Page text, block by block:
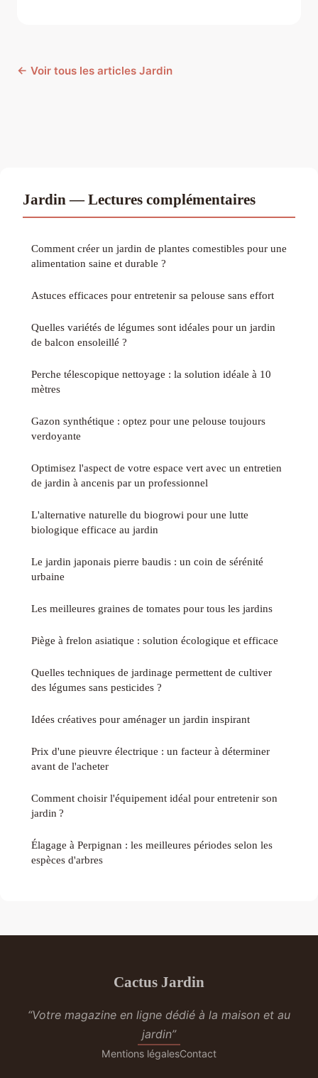
← Voir tous les articles Jardin
Jardin — Lectures complémentaires
Comment créer un jardin de plantes comestibles pour une
alimentation saine et durable ?
Astuces efficaces pour entretenir sa pelouse sans effort
Quelles variétés de légumes sont idéales pour un jardin
de balcon ensoleillé ?
Perche télescopique nettoyage : la solution idéale à 10
mètres
Gazon synthétique : optez pour une pelouse toujours
verdoyante
Optimisez l'aspect de votre espace vert avec un entretien
de jardin à ancenis par un professionnel
L'alternative naturelle du biogrowi pour une lutte
biologique efficace au jardin
Le jardin japonais pierre baudis : un coin de sérénité
urbaine
Les meilleures graines de tomates pour tous les jardins
Piège à frelon asiatique : solution écologique et efficace
Quelles techniques de jardinage permettent de cultiver
des légumes sans pesticides ?
Idées créatives pour aménager un jardin inspirant
Prix d'une pieuvre électrique : un facteur à déterminer
avant de l'acheter
Comment choisir l'équipement idéal pour entretenir son
jardin ?
Élagage à Perpignan : les meilleures périodes selon les
espèces d'arbres
Cactus Jardin
“Votre magazine en ligne dédié à la maison et au
jardin”
Mentions légalesContact